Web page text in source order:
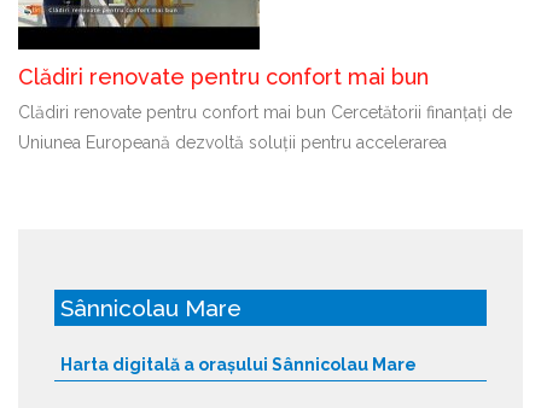
Clădiri renovate pentru confort mai bun
Clădiri renovate pentru confort mai bun Cercetătorii finanțați de
Uniunea Europeană dezvoltă soluții pentru accelerarea
Sânnicolau Mare
Harta digitală a orașului Sânnicolau Mare